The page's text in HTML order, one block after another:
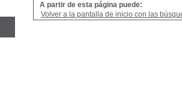
A partir de esta página puede:
Volver a la pantalla de inicio con las